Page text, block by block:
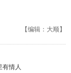
【编辑：大顺】
有情人